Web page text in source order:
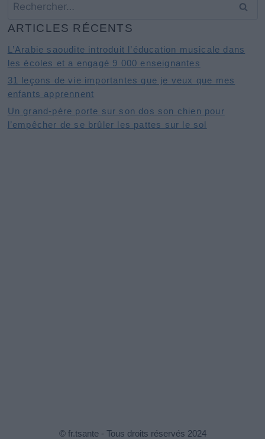
ARTICLES RÉCENTS
L’Arabie saoudite introduit l’éducation musicale dans
les écoles et a engagé 9 000 enseignantes
31 leçons de vie importantes que je veux que mes
enfants apprennent
Un grand-père porte sur son dos son chien pour
l’empêcher de se brûler les pattes sur le sol
© fr.tsante - Tous droits réservés 2024